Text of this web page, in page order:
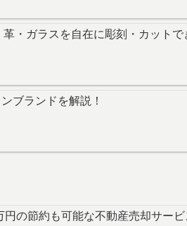
・ガラスを自在に彫刻・カット
ブランドを解説！
の節約も可能な不動産売却サービ